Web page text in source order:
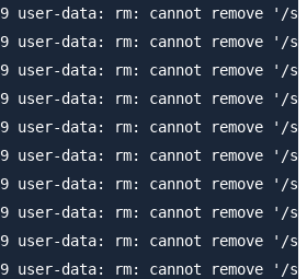
user-data: rm: cannot remove '/
user-data: rm: cannot remove
user-data: rm: cannot remove '/
user-data: rm: cannot remove
user-data: rm: cannot remove '/
user-data: rm: cannot remove '/
user-data: rm: cannot remove '/
user-data: rm: cannot remove
user-data: rm: cannot remove '/
user-data: rm: cannot remove